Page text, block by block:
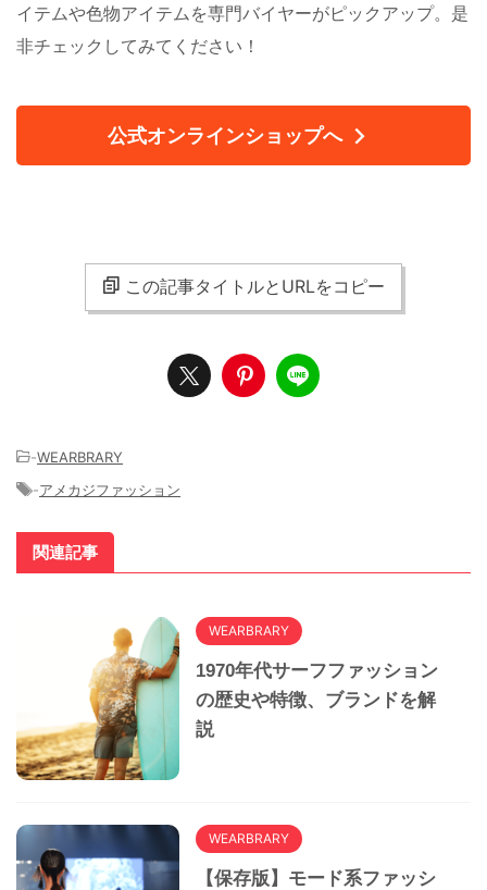
イテムや色物アイテムを専門バイヤーがピックアップ。是
非チェックしてみてください！
公式オンラインショップへ
この記事タイトルとURLをコピー
-WEARBRARY
-アメカジファッション
関連記事
WEARBRARY
1970年代サーフファッション
の歴史や特徴、ブランドを解
説
WEARBRARY
【保存版】モード系ファッシ